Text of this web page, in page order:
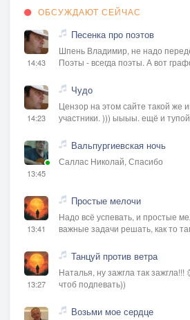
ОБСУЖДАЮТ СЕЙЧАС
14:43
Песенка про поэтов
Шпень Владимир, не надо
Поэты - всегда поэты. А вот
14:23
Чудо
Цензор на этом сайте такой же
участники. ))) ыыыы. ещё и
13:45
Вальпургиевская ночь
Саллас Николай, Спасибо
13:41
Простые мелочи
Надо всё успевать, и простые
важные задачи решать, как то
13:27
Танцуй против ветра
Наталья, ну зажгла так
чтоб подпевать))
Возьми мое сердце